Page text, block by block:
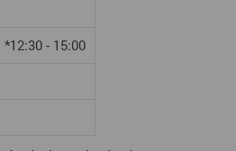
*12:30 - 15:00